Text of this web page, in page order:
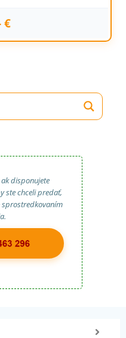
€
disponujete
ste chceli predať,
sprostredkovaním